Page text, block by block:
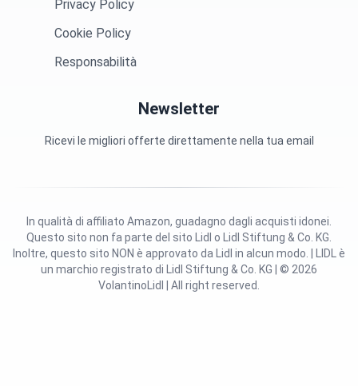
Privacy Policy
Cookie Policy
Responsabilità
Newsletter
Ricevi le migliori offerte direttamente nella tua email
Questo sito non fa parte del sito Lidl o Lidl Stiftung & Co. KG.
Inoltre, questo sito NON è approvato da Lidl in alcun modo. | LIDL è
un marchio registrato di Lidl Stiftung & Co. KG | © 2026
VolantinoLidl | All right reserved.
In qualità di affiliato Amazon, guadagno dagli acquisti idonei.